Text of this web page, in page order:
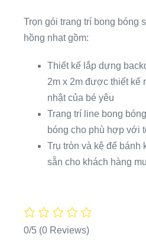
Trọn gói trang trí bong bóng
hồng nhạt gồm:
Thiết kế lắp dựng
2m x 2m được thiết kế
nhật của bé yêu
Trang trí line bong
bóng cho phù hợp với
Trụ tròn và kệ để bánh
sẵn cho khách hàng
0/5 (0 Reviews)